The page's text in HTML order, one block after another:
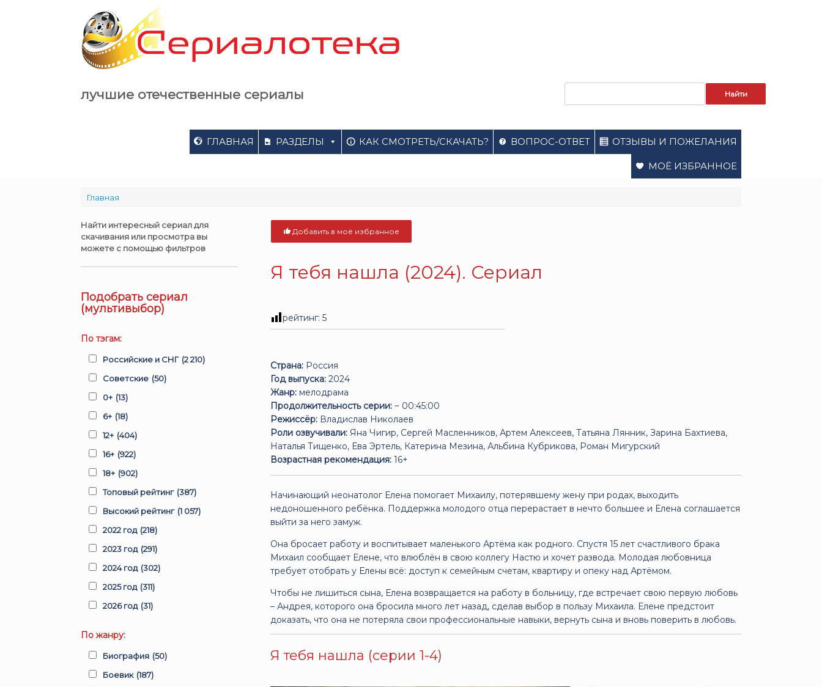
лучшие отечественные сериалы
ГЛАВНАЯ РАЗДЕЛЫ КАК СМОТРЕТЬ/СКАЧАТЬ? ВОПРОС-ОТВЕТ ОТЗЫВЫ И ПОЖЕЛАНИЯ
МОЁ ИЗБРАННОЕ
Главная
Добавить в моё избранное
Я тебя нашла (2024). Сериал
рейтинг:5
Страна: Россия
Год выпуска: 2024
Жанр: мелодрама
Продолжительность серии: ~ 00:45:00
Режиссёр: Владислав Николаев
Роли озвучивали: Яна Чигир, Сергей Масленников, Артем Алексеев, Татьяна Лянник, Зарина Бахтиева,
Наталья Тищенко, Ева Эртель, Катерина Мезина, Альбина Кубрикова, Роман Мигурский
Возрастная рекомендация: 16+
Начинающий неонатолог Елена помогает Михаилу, потерявшему жену при родах, выходить
недоношенного ребёнка. Поддержка молодого отца перерастает в нечто большее и Елена соглашается
выйти за него замуж.
Она бросает работу и воспитывает маленького Артёма как родного. Спустя 15 лет счастливого брака
Михаил сообщает Елене, что влюблён в свою коллегу Настю и хочет развода. Молодая любовница
требует отобрать у Елены всё: доступ к семейным счетам, квартиру и опеку над Артёмом.
Чтобы не лишиться сына, Елена возвращается на работу в больницу, где встречает свою первую любовь
– Андрея, которого она бросила много лет назад, сделав выбор в пользу Михаила. Елене предстоит
доказать, что она не потеряла свои профессиональные навыки, вернуть сына и вновь поверить в любовь.
Я тебя нашла (серии 1-4)
Найти интересный сериал для
скачивания или просмотра вы
можете с помощью фильтров
Подобрать сериал
(мультивыбор)
По тэгам:
Российские и СНГ (2 210)
Советские (50)
0+ (13)
6+ (18)
12+ (404)
16+ (922)
18+ (902)
Топовый рейтинг (387)
Высокий рейтинг (1 057)
2022 год (218)
2023 год (291)
2024 год (302)
2025 год (311)
2026 год (31)
По жанру:
Биография (50)
Боевик (187)